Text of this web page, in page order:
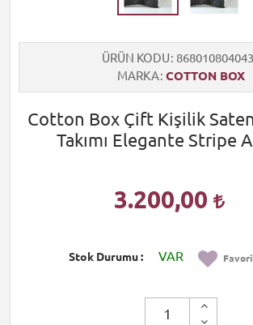
ÜRÜN KODU
MARKA COTTON BOX
Cotton Box Çift Kişilik
Takımı Elegante Stripe
3.200,00
Stok Durumu VAR